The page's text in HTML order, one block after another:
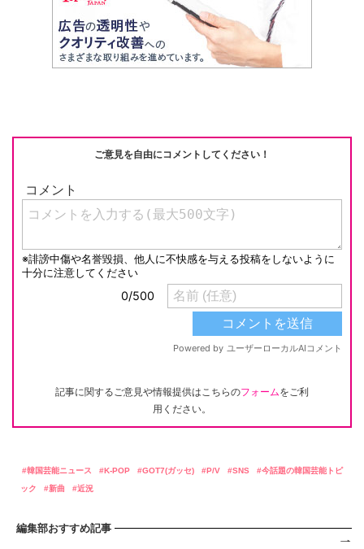
ご意見を自由にコメントしてください！
記事に関するご意見や情報提供はこちらのフォームをご利
用ください。
韓国芸能ニュース K-POP GOT7(ガッセ) P/V SNS
今話題の韓国芸能トピ
ック
新曲 近況
編集部おすすめ記事